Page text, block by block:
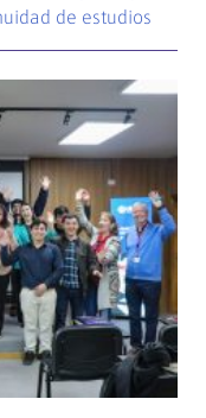
de estudios